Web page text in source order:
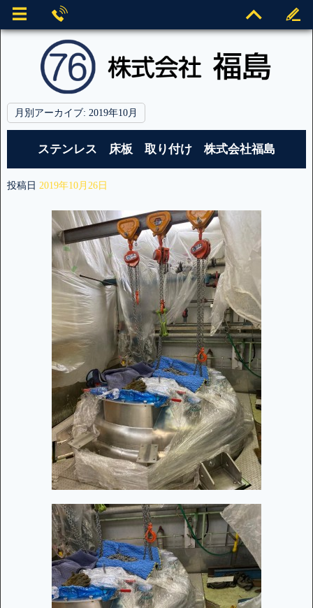
月別アーカイブ: 2019年10月
ステンレス 床板 取り付け 株式会社福島
投稿日 2019年10月26日